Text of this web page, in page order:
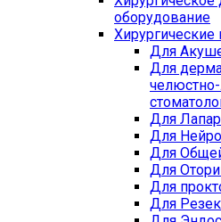
оборудование
Хирургические
Для
Для
Для
Для
Для
Для
Для
Для